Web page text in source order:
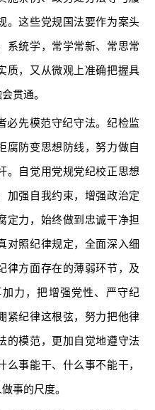
。这些党规国法要作为案头
系统学，常学常新、常思常
质，又从微观上准确把握具
贯通。
必先模范守纪守法。纪检监
腐防变思想防线，努力做自
。自觉用党规党纪校正思想
加强自我约束，增强政治定
定力，始终做到忠诚干净担
对照纪律规定，全面深入细
律方面存在的薄弱环节，及
力，把增强党性、严守纪
紧纪律这根弦，努力把他律
的模范，更加自觉地遵守法
事能干、什么事不能干，
事的尺度。